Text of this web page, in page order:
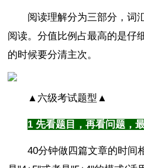
阅读理解分为三部分，词
阅读。分值比例占最高的是仔
的时候要分清主次。
▲六级考试题型▲
1 先看题目，再看问题，
40分钟做四篇文章的时间